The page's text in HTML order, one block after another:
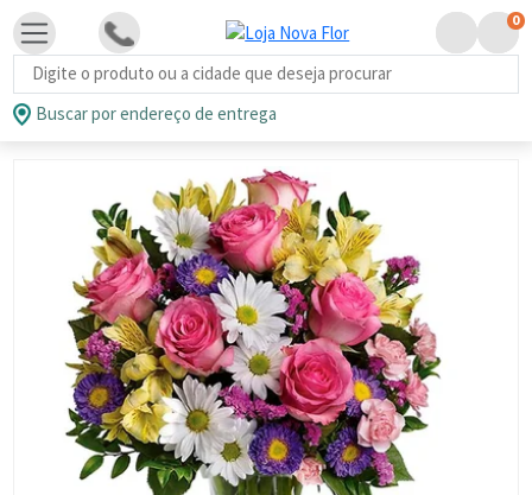
Busca de produtos
0
Buscar por endereço de entrega